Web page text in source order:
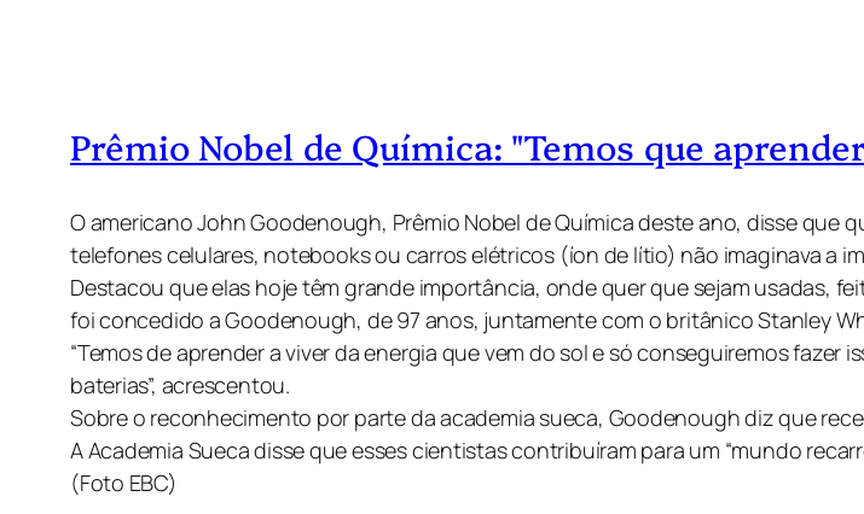
Prêmio Nobel de Química: "Temos que
O americano John Goodenough, Prêmio Nobel de Química deste ano, disse
telefones celulares, notebooks ou carros elétricos (íon de lítio) não imaginava a
Destacou que elas hoje têm grande importância, onde quer que sejam usadas,
foi concedido a Goodenough, de 97 anos, juntamente com o britânico Stanley
“Temos de aprender a viver da energia que vem do sol e só conseguiremos fazer
baterias”, acrescentou.
Sobre o reconhecimento por parte da academia sueca, Goodenough diz que
A Academia Sueca disse que esses cientistas contribuíram para um “mundo
(Foto EBC)